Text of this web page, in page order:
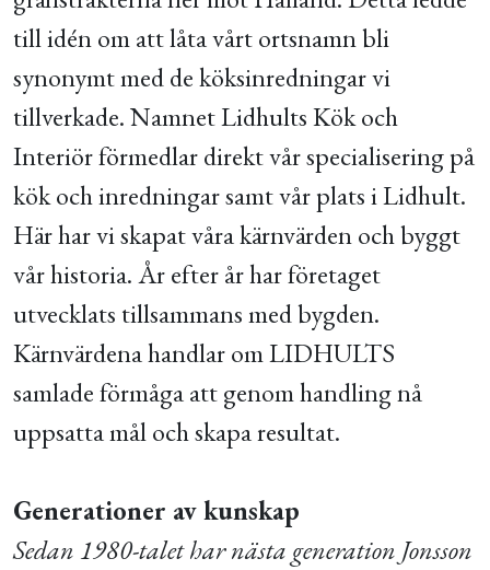
till idén om att låta vårt ortsnamn bli
synonymt med de köksinredningar vi
tillverkade. Namnet Lidhults Kök och
Interiör förmedlar direkt vår specialisering på
kök och inredningar samt vår plats i Lidhult.
Här har vi skapat våra kärnvärden och byggt
vår historia. År efter år har företaget
utvecklats tillsammans med bygden.
Kärnvärdena handlar om LIDHULTS
samlade förmåga att genom handling nå
uppsatta mål och skapa resultat.
Generationer av kunskap
Sedan 1980-talet har nästa generation Jonsson